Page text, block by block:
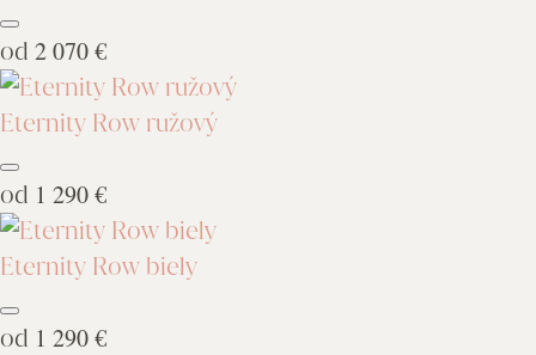
od 2 070 €
Eternity Row ružový
od 1 290 €
Eternity Row biely
od 1 290 €